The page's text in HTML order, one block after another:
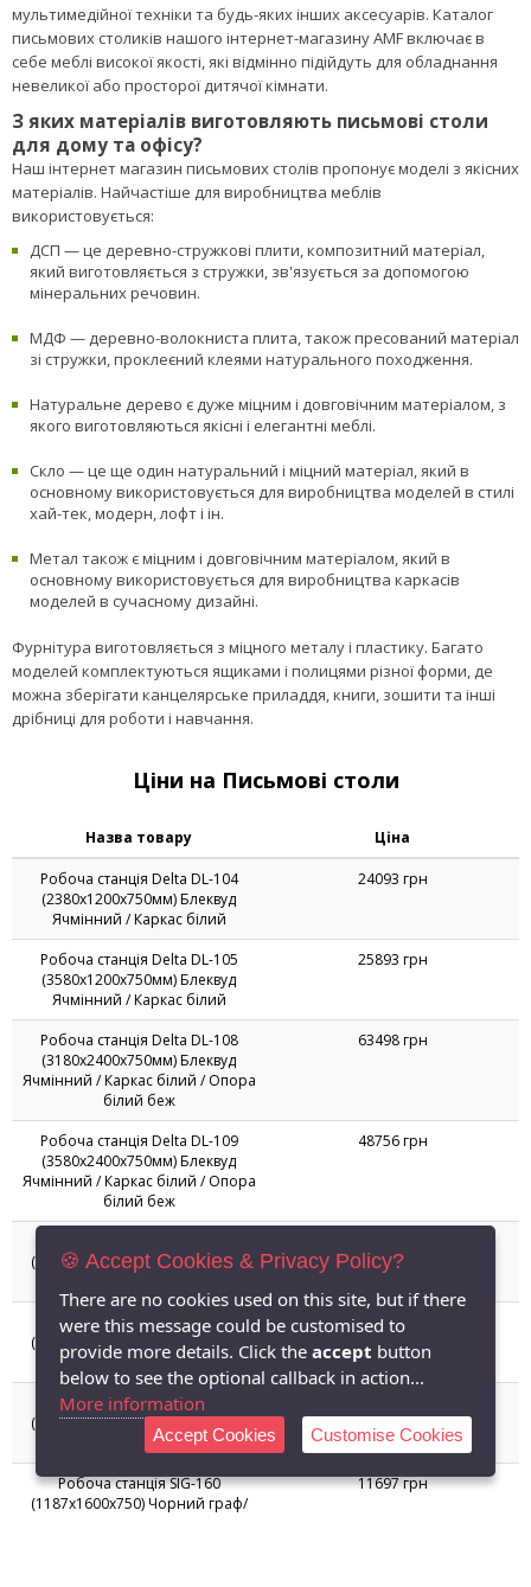
Найбільш затребувані такі меблі для школярів. Для навчання в
школі потрібно готувати багато домашнього завдання. Це дуже
важливий процес, який повинен приносити задоволення. Тому
дуже важливо, щоб сидіти було зручно, не терпли руки і ноги та не
боліла спина і шия. Дискомфорт і біль в спині відволікає від занять,
читання і письма, а також будь-яких інших процесів, спрямованих
на розвиток дитини. Школа є важливим періодом у житті людини,
тому дитину необхідно забезпечити потрібними меблями. Часто
моделі оснащуються додатковими надставками для книг,
письмових столиків нашого інтернет-магазину AMF включає в
себе меблі високої якості, які відмінно підійдуть для обладнання
невеликої або просторої дитячої кімнати.
З яких матеріалів виготовляють письмові столи
для дому та офісу?
матеріалів. Найчастіше для виробництва меблів
використовується:
ДСП — це деревно-стружкові плити, композитний матеріал,
який виготовляється з стружки, зв'язується за допомогою
мінеральних речовин.
МДФ — деревно-волокниста плита, також пресований матеріал
зі стружки, проклеєний клеями натурального походження.
якого виготовляються якісні і елегантні меблі.
Скло — це ще один натуральний і міцний матеріал, який в
основному використовується для виробництва моделей в стилі
Метал також є міцним і довговічним матеріалом, який в
Фурнітура виготовляється з міцного металу і пластику. Багато
моделей комплектуються ящиками і полицями різної форми, де
можна зберігати канцелярське приладдя, книги, зошити та інші
дрібниці для роботи і навчання.
Ціни на Письмові столи
Назва товару
Робоча станція Delta DL-104
(2380х1200х750мм) Блеквуд
Ячмінний / Каркас білий
Робоча станція Delta DL-105
(3580х1200х750мм) Блеквуд
Ячмінний / Каркас білий
Робоча станція Delta DL-108
Ячмінний / Каркас білий / Опора
білий беж
63498 грн
Робоча станція Delta DL-109
(3580х2400х750мм) Блеквуд
Ячмінний / Каркас білий / Опора
білий беж
48756 грн
(1187х1200х750) Чорний граф/
В'яз Ліберті
🍪 Accept Cookies & Privacy Policy?
There are no cookies used on this site, but if there
were this message could be customised to
provide more details. Click the accept button
below to see the optional callback in action...
More information
Accept Cookies Customise Cookies